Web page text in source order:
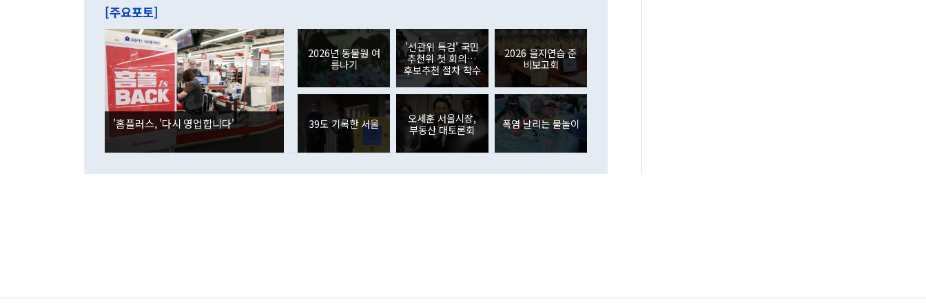
이 9월 러시아 블라디보스토크에서 열리는 '동방경제포럼(EEF)'을 언급하
며 "정부 차원에서 (참석을) 검토하고 있다"고 발언한 데 대해서도 조 장관
은 "그것은 외교부의 몫"이라며 "아직 거기까지 진도가 나가지 않았다"고
잘랐다. 정 장관이 이날 소개한 대북 구상과 설명은 정부 내 조율을 거치지
않았다는 점에서 문제가 있다. 특히 주적 표현 대체와 국호 사용, 9·19 군
사합의 복원, 4자회담 추진 등은 통일부 장관이 결정할 사안이 아니어서 월
권이라는 지적이 나오고 있다. 이 대통령은 정 장관의 업무보고를 듣고 난
뒤 "여기 업무보고에 발표했다고 승인난 건 아니다"라고 재차 확인했다. 정
부의 한 소식통은 "정 장관의 발언 내용은 대부분 국가안전보장회의(NSC)
를 거쳐 결정된 사안이 아닌 정 장관의 개인적 생각에 가깝다"며 "안보 관
련 부처 장관이 정부의 공식 정책이 아닌 사안을 추진하겠다고 업무보고를
하고 대통령의 면전에서 '국군통수권자가 나서야 한다'고 주장한 것은 심각
이나 미국은 북한에 선비핵화를 공식적으로 요구한 적이 없기 때문이다. 지
였던 올해 3월(369억9000만달러)을 넘어선 것이다. 직접투자에서는 내국
인의 해외투자가 80억1000만달러, 외국인의 국내투자가 46억3000만달러
각각 증가했다. 증권투자에서는 외국인의 국내 주식 매도세가 이어졌다. 외
국인의 국내 주식 투자는 차익실현 매도 등의 영향으로 316억1000만달러
감소하며 전월(-310억5000만달러)에 이어 역대 최대 순매도 기록을 다시
경신했다. 외국인의 국내 채권투자는 세계국채지수(WGBI) 자금 유입에도
분기 말 만기도래 영향으로 증가 폭이 줄어든 52억9000만달러를 기록했
다. 내국인의 해외 증권투자는 주식을 중심으로 35억6000만달러 증가했
다. eoyn2@newspim.com
[주요포토]
'홈플러스, '다시 영업합니다'
2026년 동물원 여
름나기
'선관위 특검' 국민
추천위 첫 회의…
후보추천 절차 착수
2026 을지연습 준
비보고회
39도 기록한 서울
오세훈 서울시장,
부동산 대토론회
폭염 날리는 물놀이